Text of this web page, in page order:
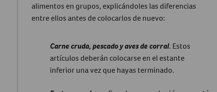
alimentos en grupos, explicándoles las diferencias
entre ellos antes de colocarlos de nuevo:
Carne cruda, pescado y aves de corral. Estos
artículos deberán colocarse en el estante
inferior una vez que hayas terminado.